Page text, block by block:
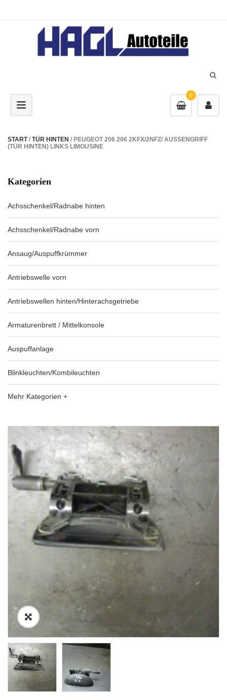
0
Toggle navigation
START/ TÜR HINTEN / PEUGEOT 206 206 2KFX/2NFZ/ AUSSENGRIFF
(TÜR HINTEN) LINKS LIMOUSINE
Kategorien
Achsschenkel/Radnabe hinten
Achsschenkel/Radnabe vorn
Ansaug/Auspuffkrümmer
Antriebswelle vorn
Antriebswellen hinten/Hinterachsgetriebe
Armaturenbrett / Mittelkonsole
Auspuffanlage
Blinkleuchten/Kombileuchten
Mehr Kategorien +